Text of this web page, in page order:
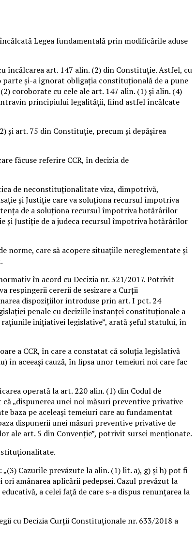
Legea fundamentală prin modificările aduse
încălcarea art. 147 alin. (2) din Constituţie. Astfel, cu
şi-a ignorat obligaţia constituţională de a pune
coroborate cu cele ale art. 147 alin. (1) şi alin. (4)
principiului legalităţii, fiind astfel încălcate
şi art. 75 din Constituţie, precum şi depăşirea
făcuse referire CCR, în decizia de
de neconstituţionalitate viza, dimpotrivă,
şi Justiţie care va soluţiona recursul împotriva
de a soluţiona recursul împotriva hotărârilor
şi Justiţie de a judeca recursul împotriva hotărârilor
norme, care să acopere situaţiile nereglementate şi
în acord cu Decizia nr. 321/2017. Potrivit
respingerii cererii de sesizare a Curţii
dispoziţiilor introduse prin art. I pct. 24
penale cu deciziile instanţei constituţionale a
iniţiativei legislative”, arată şeful statului, în
a CCR, în care a constatat că soluţia legislativă
aceeaşi cauză, în lipsa unor temeiuri noi care fac
operată la art. 220 alin. (1) din Codul de
„dispunerea unei noi măsuri preventive privative
baza pe aceleaşi temeiuri care au fundamentat
dispunerii unei măsuri preventive privative de
ale art. 5 din Convenţie”, potrivit sursei menţionate.
Cazurile prevăzute la alin. (1) lit. a), g) şi h) pot fi
amânarea aplicării pedepsei. Cazul prevăzut la
a celei faţă de care s-a dispus renunţarea la
cu Decizia Curţii Constituţionale nr. 633/2018 a